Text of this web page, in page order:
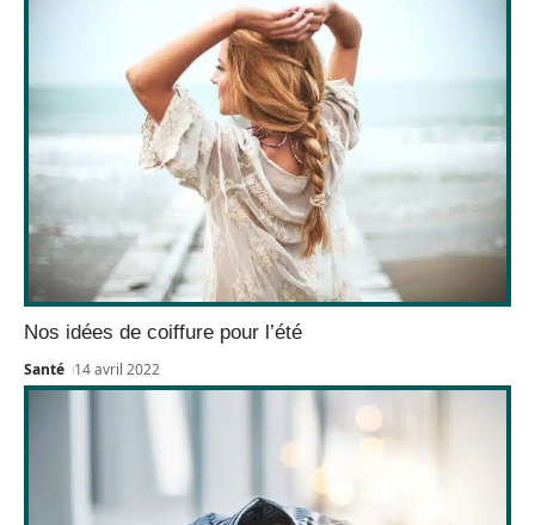
Nos idées de coiffure pour l’été
Santé 14 avril 2022